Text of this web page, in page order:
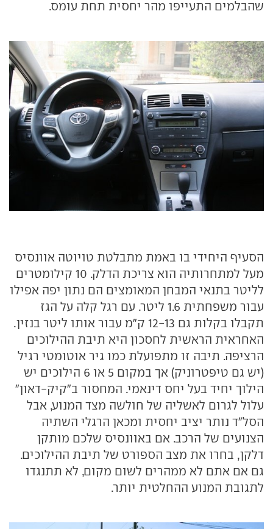
שהבלמים התעייפו מהר יחסית תחת עומס.
הסעיף היחידי בו באמת מתבלטת טויוטה אוונסיס
מעל למתחרותיה הוא צריכת הדלק. 10 קילומטרים
לליטר בתנאי המבחן המאומצים הם נתון יפה אפילו
עבור משפחתית 1.6 ליטר. עם רגל קלה על הגז
תקבלו בקלות גם 12-13 ק"מ עבור אותו ליטר בנזין.
האחראית הראשית לחסכון היא תיבת ההילוכים
הרציפה. תיבה זו מתפועלת כמו גיר אוטומטי רגיל
(יש גם טיפטרוניק) אך במקום 5 או 6 הילוכים יש
הילוך יחיד בעל יחס דינאמי. המחסור ב"קיק-דאון"
עלול לגרום לאשליה של חולשה מצד המנוע, אבל
הסל"ד נותר יציב יחסית ומכאן הרגלי השתיה
הצנועים של הרכב. אם באוונסיס שלכם מותקן
דלקן, בחרו את מצב הספורט של תיבת ההילוכים.
גם אם אתם לא ממהרים לשום מקום, לא תתנגדו
לתגובת המנוע ההחלטית יותר.